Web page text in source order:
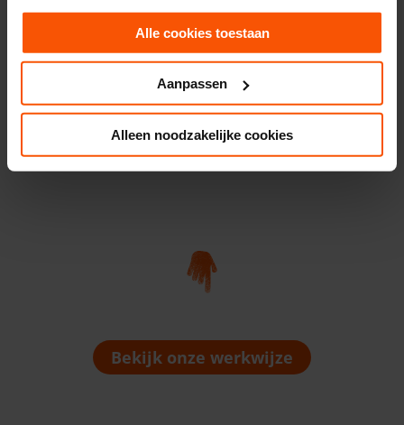
gebruiken.
Alle cookies toestaan
Aanpassen
Alleen noodzakelijke cookies
Bekijk onze werkwijze